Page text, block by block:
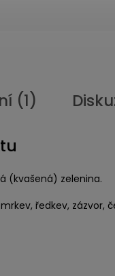
(1)
(kvašená) zelenina.
ředkev, zázvor,